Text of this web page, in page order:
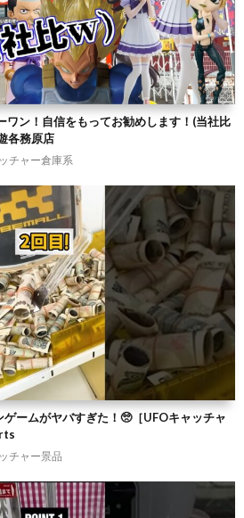
ワン！自信をもってお勧めします！(当社比
各務原店
チャー倉庫系
ームがヤバすぎた！🥺［UFOキャッチャ
チャー景品